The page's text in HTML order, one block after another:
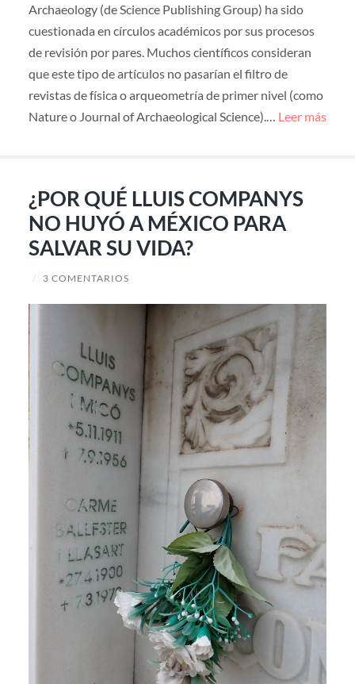
Archaeology (de Science Publishing Group) ha sido
cuestionada en círculos académicos por sus procesos
de revisión por pares. Muchos científicos consideran
que este tipo de artículos no pasarían el filtro de
revistas de física o arqueometría de primer nivel (como
Nature o Journal of Archaeological Science).… Leer más
¿POR QUÉ LLUIS COMPANYS
NO HUYÓ A MÉXICO PARA
SALVAR SU VIDA?
/ 3 COMENTARIOS